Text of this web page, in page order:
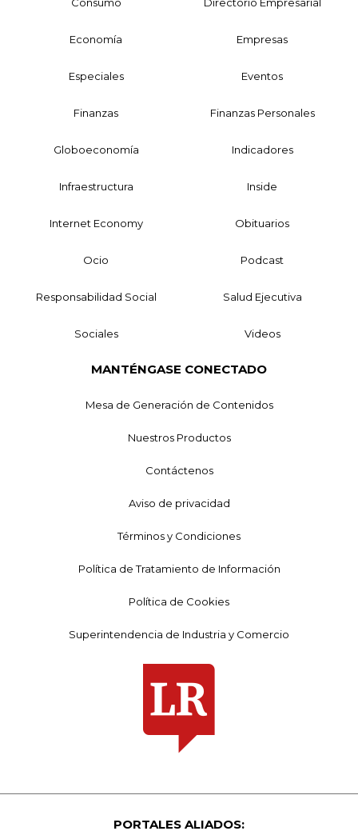
Economía Empresas
Especiales Eventos
Finanzas Finanzas Personales
Globoeconomía Indicadores
Infraestructura Inside
Internet Economy Obituarios
Ocio Podcast
Responsabilidad Social Salud Ejecutiva
Sociales Videos
MANTÉNGASE CONECTADO
Mesa de Generación de Contenidos
Nuestros Productos
Contáctenos
Aviso de privacidad
Términos y Condiciones
Política de Tratamiento de Información
Política de Cookies
Superintendencia de Industria y Comercio
PORTALES ALIADOS: